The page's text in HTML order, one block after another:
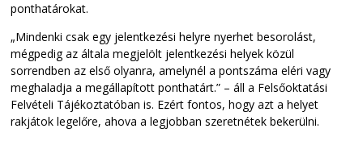
ponthatárokat.
„Mindenki csak egy jelentkezési helyre nyerhet besorolást,
mégpedig az általa megjelölt jelentkezési helyek közül
sorrendben az első olyanra, amelynél a pontszáma eléri vagy
meghaladja a megállapított ponthatárt.” – áll a Felsőoktatási
Felvételi Tájékoztatóban is. Ezért fontos, hogy azt a helyet
rakjátok legelőre, ahova a legjobban szeretnétek bekerülni.